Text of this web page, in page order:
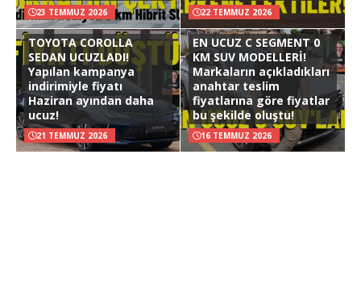
23 TEMMUZ 2026 22 TEMMUZ 2026
TOYOTA COROLLA
SEDAN UCUZLADI!
Yapılan kampanya
indirimiyle fiyatı
Haziran ayından daha
ucuz!
21 TEMMUZ 2026
EN UCUZ C SEGMENT 0
KM SUV MODELLERİ!
Markaların açıkladıkları
anahtar teslim
fiyatlarına göre fiyatlar
bu şekilde oluştu!
16 TEMMUZ 2026